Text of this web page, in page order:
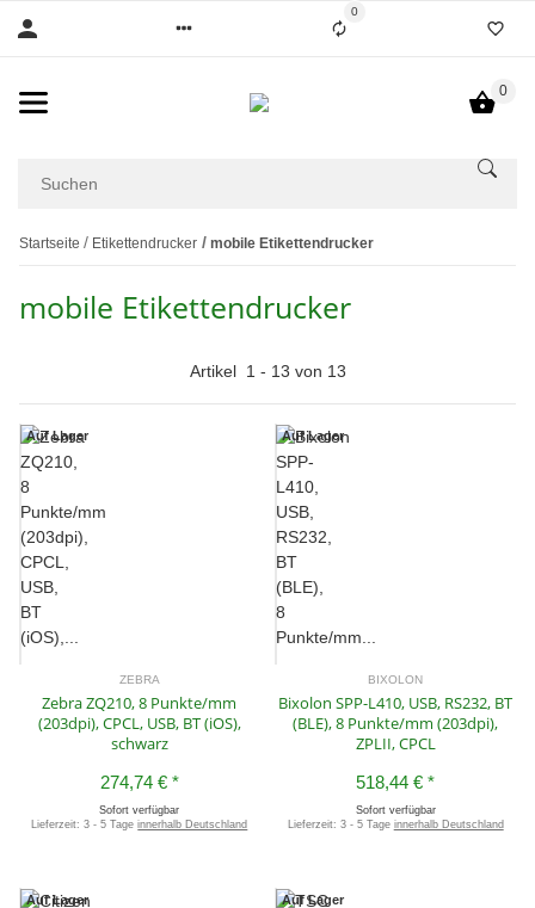
0
0
Startseite Etikettendrucker mobile Etikettendrucker
mobile Etikettendrucker
Artikel 1 - 13 von 13
Auf Lager
ZEBRA
Zebra ZQ210, 8 Punkte/mm
(203dpi), CPCL, USB, BT (iOS),
schwarz
274,74 € *
Sofort verfügbar
Lieferzeit:3 - 5 Tageinnerhalb Deutschland
Auf Lager
BIXOLON
Bixolon SPP-L410, USB, RS232, BT
(BLE), 8 Punkte/mm (203dpi),
ZPLII, CPCL
518,44 €*
Sofort verfügbar
Lieferzeit: 3 - 5 Tage innerhalb Deutschland
Auf Lager Auf Lager